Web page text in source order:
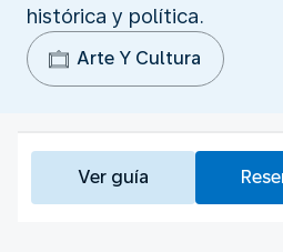
histórica y política.
Arte Y Cultura
Ver guía